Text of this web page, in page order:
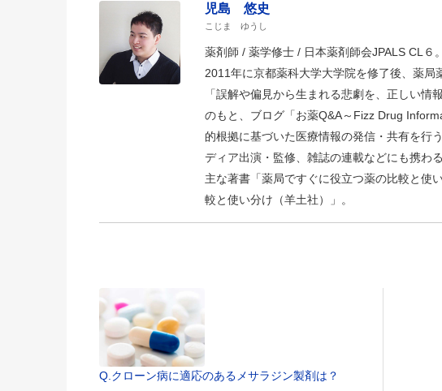
児島 悠史
こじま ゆうし
薬剤師 / 薬学修士 / 日本薬剤師会JPALS CL６。
2011年に京都薬科大学大学院を修了後、薬局
「誤解や偏見から生まれる悲劇を、正しい
のもと、ブログ「お薬Q&A～Fizz Drug
的根拠に基づいた医療情報の発信・共有を行
ディア出演・監修、雑誌の連載などにも携わる
主な著書「薬局ですぐに役立つ薬の比較と使
較と使い分け（羊土社）」。
Q.クローン病に適応のあるメサラジン製剤は？